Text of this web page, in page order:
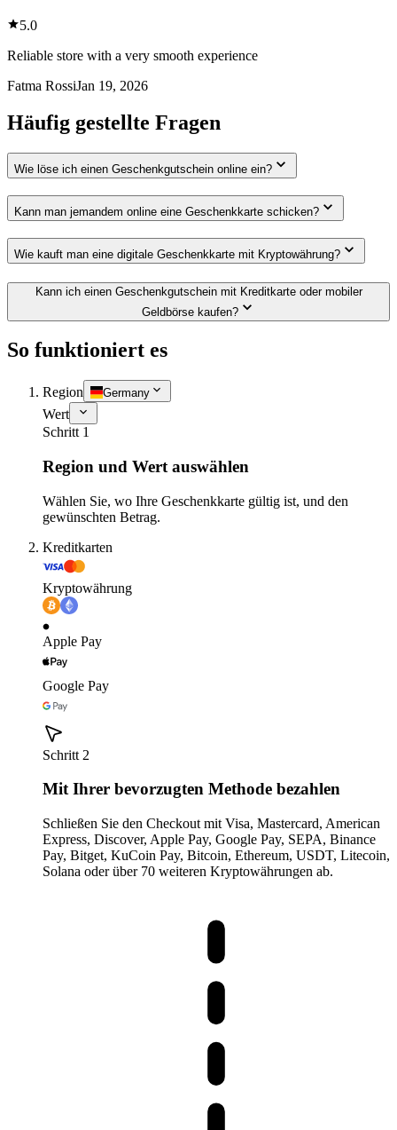
5.0
Reliable store with a very smooth experience
Fatma RossiJan 19, 2026
Häufig gestellte Fragen
Wie löse ich einen Geschenkgutschein online ein?
Kann man jemandem online eine Geschenkkarte schicken?
Wie kauft man eine digitale Geschenkkarte mit Kryptowährung?
Kann ich einen Geschenkgutschein mit Kreditkarte oder mobiler
Geldbörse kaufen?
So funktioniert es
Region Germany
Wert
Schritt 1
Region und Wert auswählen
Wählen Sie, wo Ihre Geschenkkarte gültig ist, und den
gewünschten Betrag.
Kreditkarten
Kryptowährung
Apple Pay
Google Pay
Schritt 2
Mit Ihrer bevorzugten Methode bezahlen
Schließen Sie den Checkout mit Visa, Mastercard, American
Express, Discover, Apple Pay, Google Pay, SEPA, Binance
Pay, Bitget, KuCoin Pay, Bitcoin, Ethereum, USDT, Litecoin,
Solana oder über 70 weiteren Kryptowährungen ab.